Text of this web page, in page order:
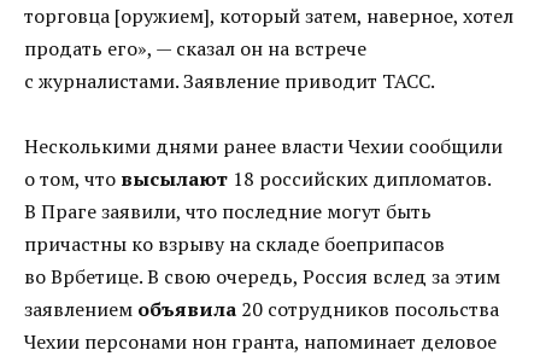
торговца [оружием], который затем, наверное, хотел
продать его», — сказал он на встрече
с журналистами. Заявление приводит ТАСС.
Несколькими днями ранее власти Чехии сообщили
о том, что высылают 18 российских дипломатов.
В Праге заявили, что последние могут быть
причастны ко взрыву на складе боеприпасов
во Врбетице. В свою очередь, Россия вслед за этим
заявлением объявила 20 сотрудников посольства
Чехии персонами нон гранта, напоминает деловое